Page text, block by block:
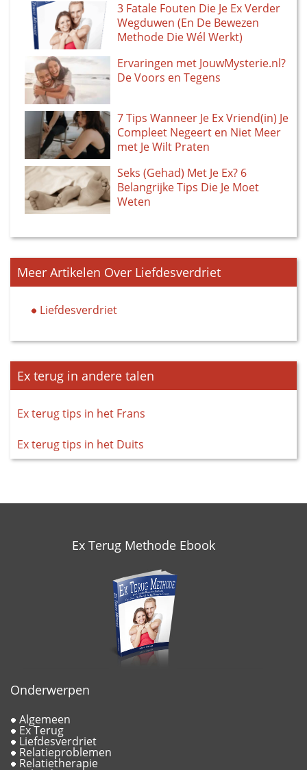
3 Fatale Fouten Die Je Ex Verder
Wegduwen (En De Bewezen
Methode Die Wél Werkt)
Ervaringen met JouwMysterie.nl?
De Voors en Tegens
7 Tips Wanneer Je Ex Vriend(in) Je
Compleet Negeert en Niet Meer
met Je Wilt Praten
Seks (Gehad) Met Je Ex? 6
Belangrijke Tips Die Je Moet
Weten
Meer Artikelen Over Liefdesverdriet
Liefdesverdriet
Ex terug in andere talen
Ex terug tips in het Frans
Ex terug tips in het Duits
Ex Terug Methode Ebook
Onderwerpen
Algemeen
Ex Terug
Liefdesverdriet
Relatieproblemen
Relatietherapie